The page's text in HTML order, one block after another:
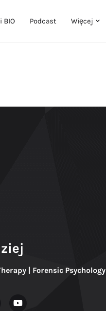
BIO Podcast Więcej
| Forensic Psychology